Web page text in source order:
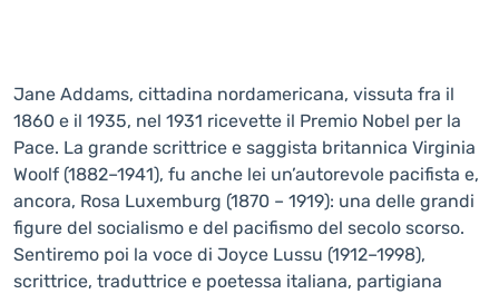
Jane Addams, cittadina nordamericana, vissuta fra il
1860 e il 1935, nel 1931 ricevette il Premio Nobel per la
Pace. La grande scrittrice e saggista britannica Virginia
Woolf (1882–1941), fu anche lei un’autorevole pacifista e,
ancora, Rosa Luxemburg (1870 – 1919): una delle grandi
figure del socialismo e del pacifismo del secolo scorso.
Sentiremo poi la voce di Joyce Lussu (1912–1998),
scrittrice, traduttrice e poetessa italiana, partigiana